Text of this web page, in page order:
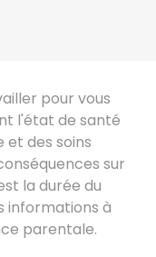
pour vous
l'état de santé
et des soins
sur
la durée du
informations à
parentale.